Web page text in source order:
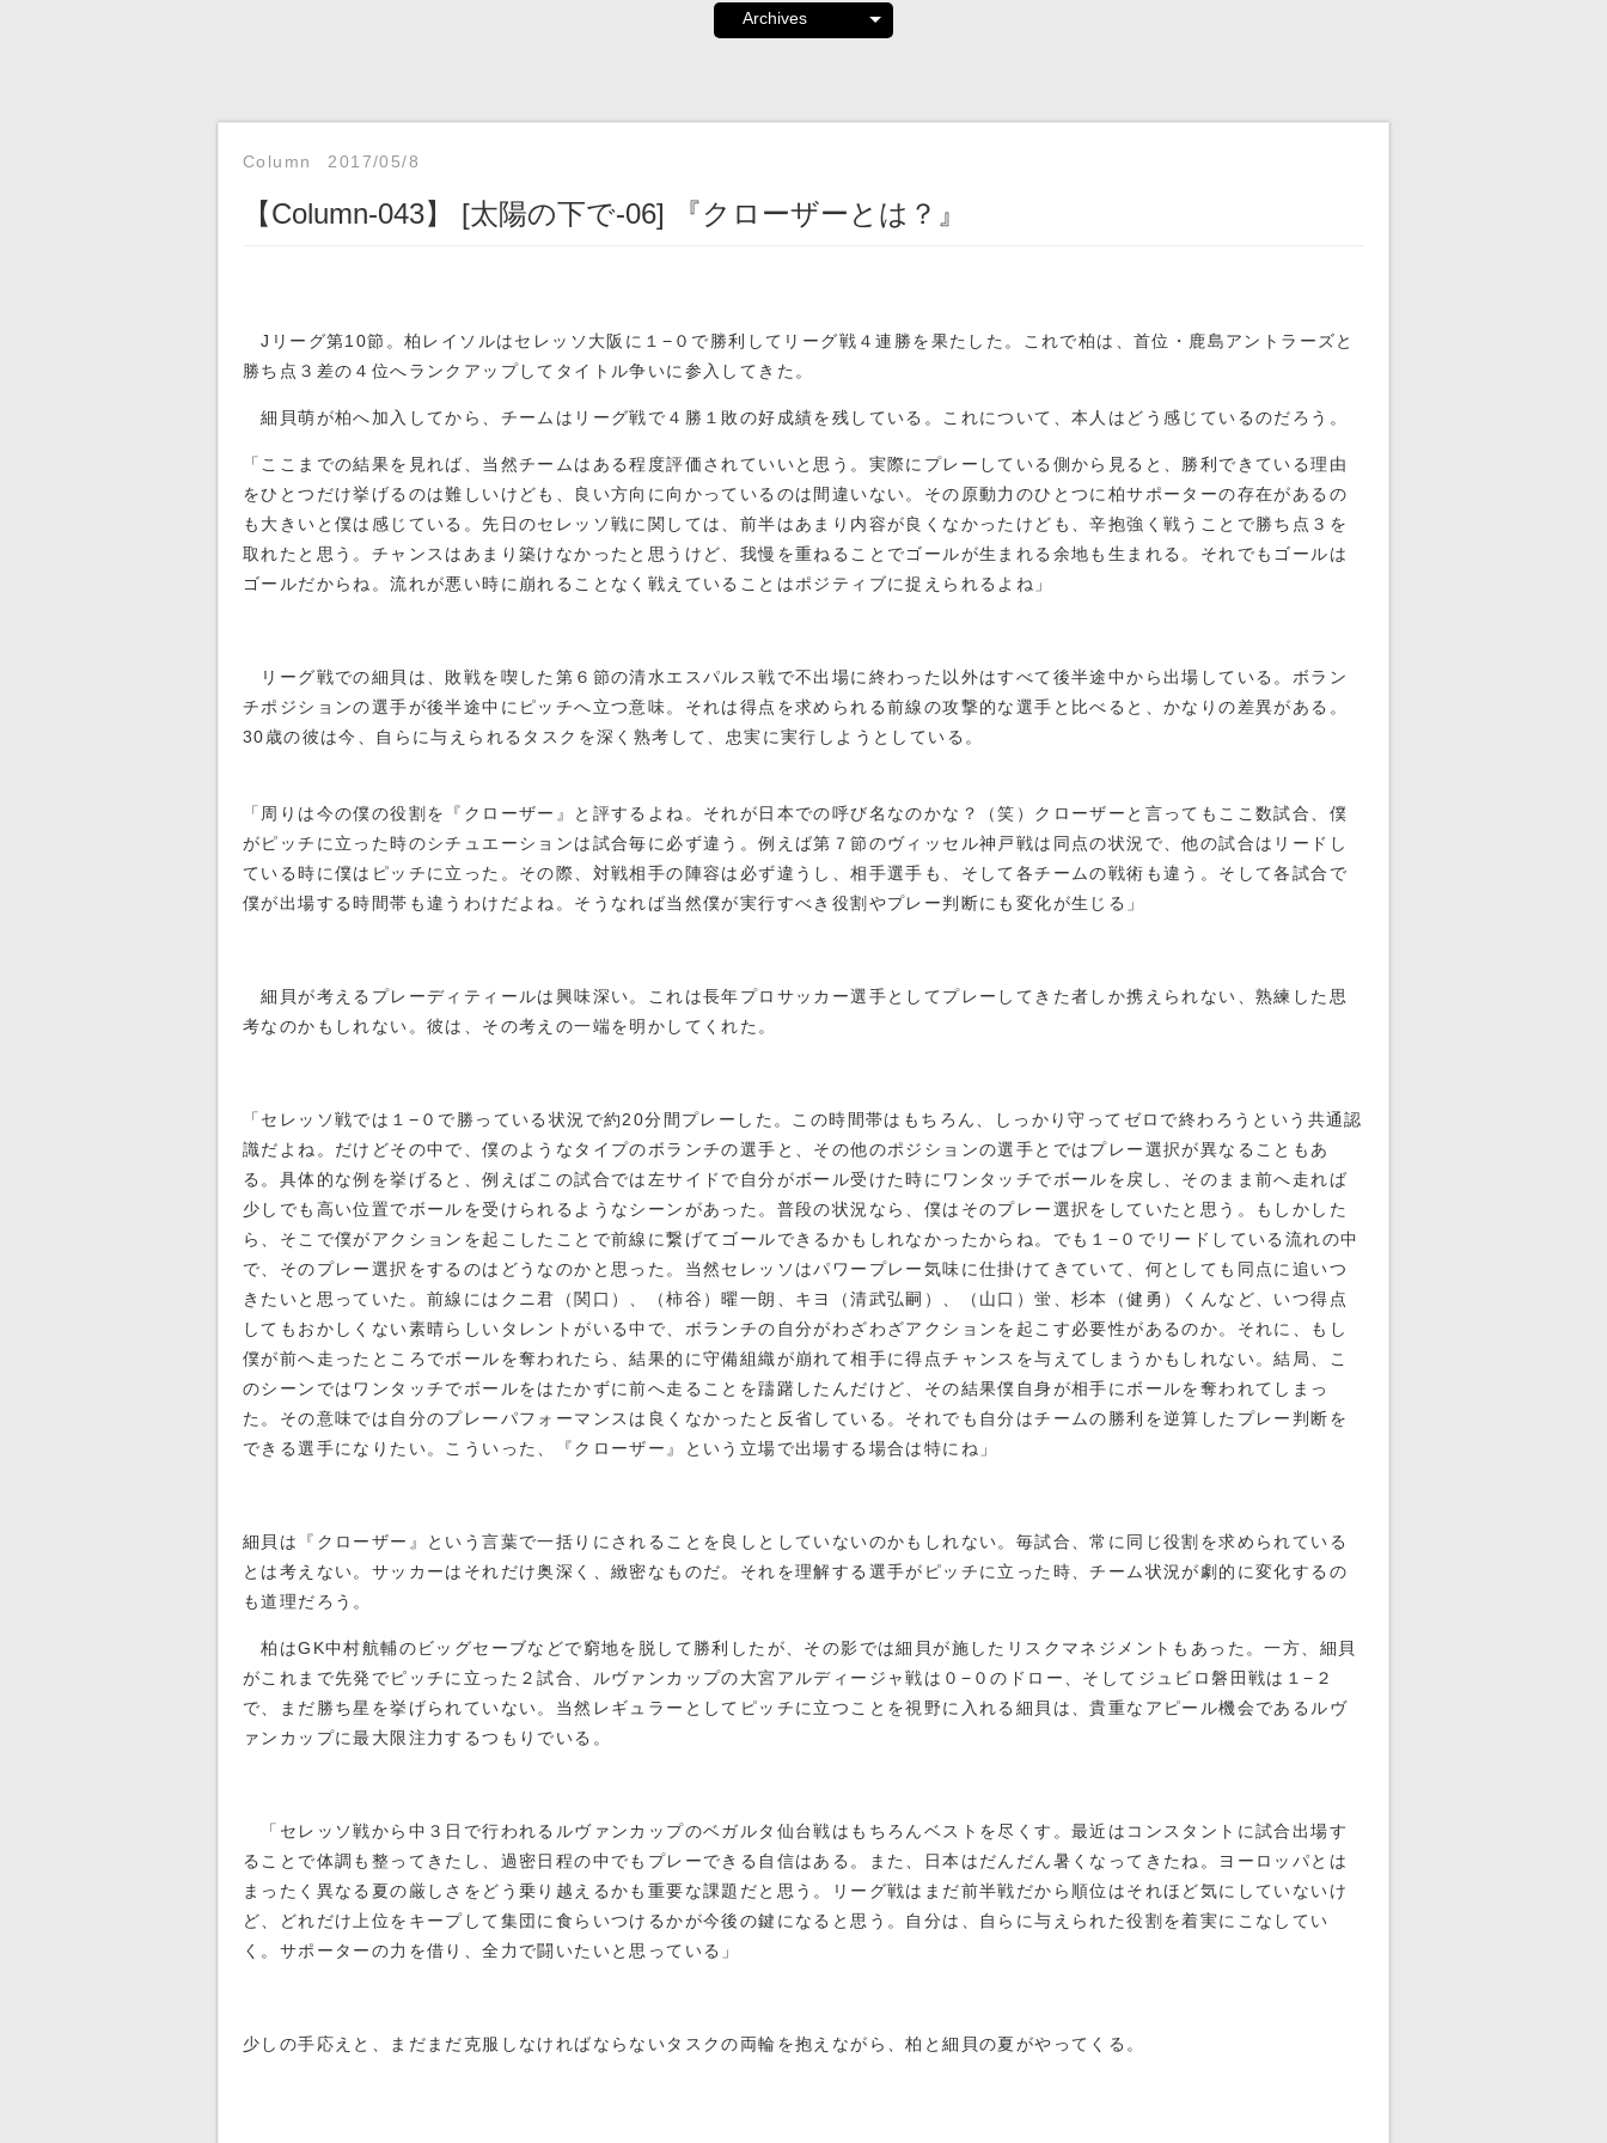
Column 2017/05/8
【Column-043】 [太陽の下で-06] 『クローザーとは？』
Jリーグ第10節。柏レイソルはセレッソ大阪に１−０で勝利してリーグ戦４連勝を果たした。これで柏は、首位・鹿島アントラーズと
勝ち点３差の４位へランクアップしてタイトル争いに参入してきた。
細貝萌が柏へ加入してから、チームはリーグ戦で４勝１敗の好成績を残している。これについて、本人はどう感じているのだろう。
「ここまでの結果を見れば、当然チームはある程度評価されていいと思う。実際にプレーしている側から見ると、勝利できている理由
をひとつだけ挙げるのは難しいけども、良い方向に向かっているのは間違いない。その原動力のひとつに柏サポーターの存在があるの
も大きいと僕は感じている。先日のセレッソ戦に関しては、前半はあまり内容が良くなかったけども、辛抱強く戦うことで勝ち点３を
取れたと思う。チャンスはあまり築けなかったと思うけど、我慢を重ねることでゴールが生まれる余地も生まれる。それでもゴールは
ゴールだからね。流れが悪い時に崩れることなく戦えていることはポジティブに捉えられるよね」
リーグ戦での細貝は、敗戦を喫した第６節の清水エスパルス戦で不出場に終わった以外はすべて後半途中から出場している。ボラン
チポジションの選手が後半途中にピッチへ立つ意味。それは得点を求められる前線の攻撃的な選手と比べると、かなりの差異がある。
30歳の彼は今、自らに与えられるタスクを深く熟考して、忠実に実行しようとしている。
「周りは今の僕の役割を『クローザー』と評するよね。それが日本での呼び名なのかな？（笑）クローザーと言ってもここ数試合、僕
がピッチに立った時のシチュエーションは試合毎に必ず違う。例えば第７節のヴィッセル神戸戦は同点の状況で、他の試合はリードし
ている時に僕はピッチに立った。その際、対戦相手の陣容は必ず違うし、相手選手も、そして各チームの戦術も違う。そして各試合で
僕が出場する時間帯も違うわけだよね。そうなれば当然僕が実行すべき役割やプレー判断にも変化が生じる」
細貝が考えるプレーディティールは興味深い。これは長年プロサッカー選手としてプレーしてきた者しか携えられない、熟練した思
考なのかもしれない。彼は、その考えの一端を明かしてくれた。
「セレッソ戦では１−０で勝っている状況で約20分間プレーした。この時間帯はもちろん、しっかり守ってゼロで終わろうという共通認
識だよね。だけどその中で、僕のようなタイプのボランチの選手と、その他のポジションの選手とではプレー選択が異なることもあ
る。具体的な例を挙げると、例えばこの試合では左サイドで自分がボール受けた時にワンタッチでボールを戻し、そのまま前へ走れば
少しでも高い位置でボールを受けられるようなシーンがあった。普段の状況なら、僕はそのプレー選択をしていたと思う。もしかした
ら、そこで僕がアクションを起こしたことで前線に繋げてゴールできるかもしれなかったからね。でも１−０でリードしている流れの中
で、そのプレー選択をするのはどうなのかと思った。当然セレッソはパワープレー気味に仕掛けてきていて、何としても同点に追いつ
きたいと思っていた。前線にはクニ君（関口）、（柿谷）曜一朗、キヨ（清武弘嗣）、（山口）蛍、杉本（健勇）くんなど、いつ得点
してもおかしくない素晴らしいタレントがいる中で、ボランチの自分がわざわざアクションを起こす必要性があるのか。それに、もし
僕が前へ走ったところでボールを奪われたら、結果的に守備組織が崩れて相手に得点チャンスを与えてしまうかもしれない。結局、こ
のシーンではワンタッチでボールをはたかずに前へ走ることを躊躇したんだけど、その結果僕自身が相手にボールを奪われてしまっ
た。その意味では自分のプレーパフォーマンスは良くなかったと反省している。それでも自分はチームの勝利を逆算したプレー判断を
できる選手になりたい。こういった、『クローザー』という立場で出場する場合は特にね」
細貝は『クローザー』という言葉で一括りにされることを良しとしていないのかもしれない。毎試合、常に同じ役割を求められている
とは考えない。サッカーはそれだけ奥深く、緻密なものだ。それを理解する選手がピッチに立った時、チーム状況が劇的に変化するの
も道理だろう。
柏はGK中村航輔のビッグセーブなどで窮地を脱して勝利したが、その影では細貝が施したリスクマネジメントもあった。一方、細貝
がこれまで先発でピッチに立った２試合、ルヴァンカップの大宮アルディージャ戦は０−０のドロー、そしてジュビロ磐田戦は１−２
で、まだ勝ち星を挙げられていない。当然レギュラーとしてピッチに立つことを視野に入れる細貝は、貴重なアピール機会であるルヴ
ァンカップに最大限注力するつもりでいる。
「セレッソ戦から中３日で行われるルヴァンカップのベガルタ仙台戦はもちろんベストを尽くす。最近はコンスタントに試合出場す
ることで体調も整ってきたし、過密日程の中でもプレーできる自信はある。また、日本はだんだん暑くなってきたね。ヨーロッパとは
まったく異なる夏の厳しさをどう乗り越えるかも重要な課題だと思う。リーグ戦はまだ前半戦だから順位はそれほど気にしていないけ
ど、どれだけ上位をキープして集団に食らいつけるかが今後の鍵になると思う。自分は、自らに与えられた役割を着実にこなしてい
く。サポーターの力を借り、全力で闘いたいと思っている」
少しの手応えと、まだまだ克服しなければならないタスクの両輪を抱えながら、柏と細貝の夏がやってくる。